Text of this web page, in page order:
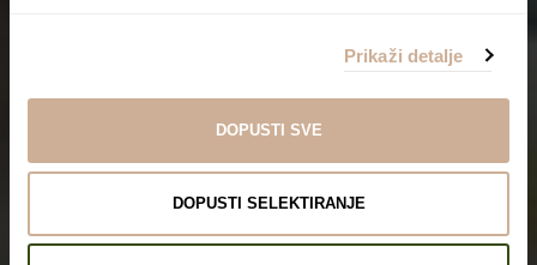
Prikaži detalje
DOPUSTI SVE
DOPUSTI SELEKTIRANJE